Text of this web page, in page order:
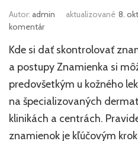
Autor: admin aktualizované 8.
komentárk
Kde
si
dať
skontrolovať
znamienka?
Najlepšie
miesta
a
Kde si dať skontrolovať
a postupy Znamienka si
predovšetkým u kožného
na špecializovaných
klinikách a centrách.
znamienok je kľúčovým